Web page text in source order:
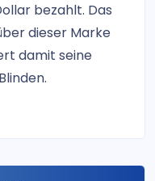
bezahlt. Das
dieser Marke
damit seine